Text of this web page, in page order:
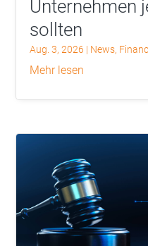
Unternehmen
sollten
Aug. 3, 2026 | News,
mehr lesen